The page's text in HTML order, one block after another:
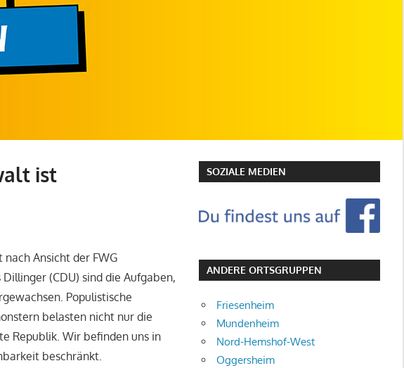
ist
Ansicht der FWG
(CDU) sind die Aufgaben,
Populistische
belasten nicht nur die
Republik. Wir befinden uns in
beschränkt.
SOZIALE MEDIEN
ANDERE ORTSGRUPPEN
Friesenheim
Mundenheim
Nord-Hemshof-West
Oggersheim